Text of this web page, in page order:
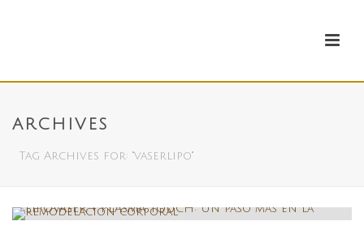
ARCHIVES
Tag Archives for: "vaserlipo"